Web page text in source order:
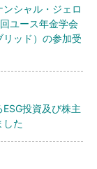
シャル・ジェロ
ユース年金学会
リッド）の参加受
投資及び株主
した